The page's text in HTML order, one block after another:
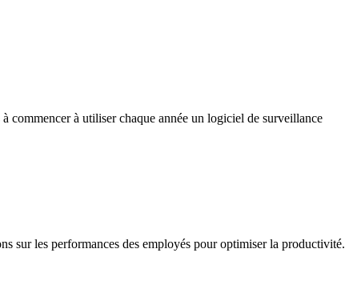
commencer à utiliser chaque année un logiciel de surveillance
sur les performances des employés pour optimiser la productivité.